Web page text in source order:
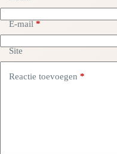
E-mail *
Site
Reactie toevoegen *